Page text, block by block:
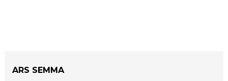
ARS SEMMA